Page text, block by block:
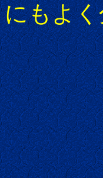
にもよ